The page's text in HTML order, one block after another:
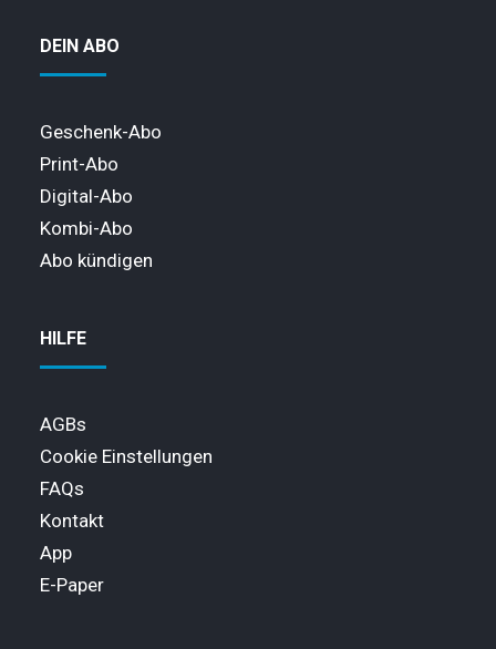
DEIN ABO
Geschenk-Abo
Print-Abo
Digital-Abo
Kombi-Abo
Abo kündigen
HILFE
AGBs
Cookie Einstellungen
FAQs
Kontakt
App
E-Paper